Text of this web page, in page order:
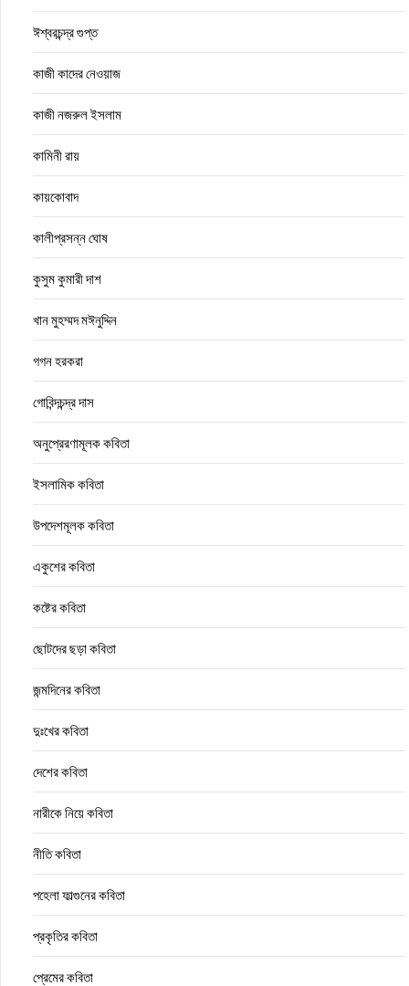
ঈশ্বরচন্দ্র গুপ্ত
কাজী কাদের নেওয়াজ
কাজী নজরুল ইসলাম
কামিনী রায়
কায়কোবাদ
কালীপ্রসন্ন ঘোষ
কুসুম কুমারী দাশ
খান মুহম্মদ মঈনুদ্দিন
গগন হরকরা
গোবিন্দচন্দ্র দাস
অনুপ্রেরণামূলক কবিতা
ইসলামিক কবিতা
উপদেশমূলক কবিতা
একুশের কবিতা
কষ্টের কবিতা
ছোটদের ছড়া কবিতা
জন্মদিনের কবিতা
দুঃখের কবিতা
দেশের কবিতা
নারীকে নিয়ে কবিতা
নীতি কবিতা
পহেলা ফাল্গুনের কবিতা
প্রকৃতির কবিতা
প্রেমের কবিতা